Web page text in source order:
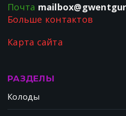
Почта
Больше контактов
Карта сайта
РАЗДЕЛЫ
Колоды